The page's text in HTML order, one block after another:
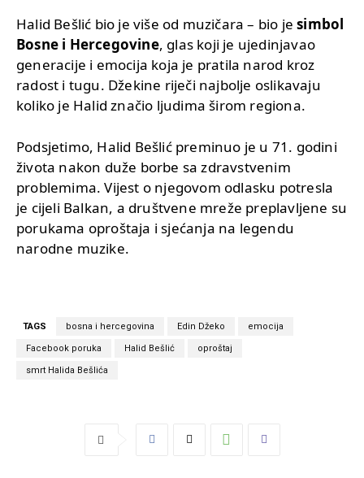
Halid Bešlić bio je više od muzičara – bio jesimbol
Bosne i Hercegovine, glas koji je ujedinjavao
generacije i emocija koja je pratila narod kroz
radost i tugu. Džekine riječi najbolje oslikavaju
koliko je Halid značio ljudima širom regiona.
Podsjetimo, Halid Bešlić preminuo je u 71. godini
života nakon duže borbe sa zdravstvenim
problemima. Vijest o njegovom odlasku potresla
je cijeli Balkan, a društvene mreže preplavljene su
porukama oproštaja i sjećanja na legendu
narodne muzike.
TAGS bosna i hercegovina Edin Džeko emocija
Facebook poruka Halid Bešlić oproštaj
smrt Halida Bešlića